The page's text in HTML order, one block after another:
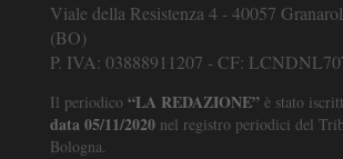
Viale della Resistenza 4 - 40057
(BO)
P. IVA: 03888911207 - CF:
Il periodico “LA REDAZIONE” è stato
data 05/11/2020 nel registro periodici del
Bologna.